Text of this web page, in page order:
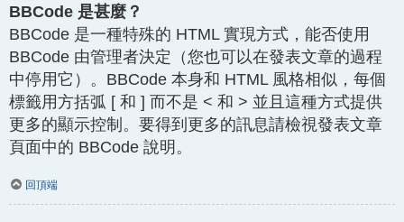
BBCode 是甚麼？
BBCode 是一種特殊的 HTML 實現方式，能否使用
BBCode 由管理者決定（您也可以在發表文章的過程
中停用它）。BBCode 本身和 HTML 風格相似，每個
標籤用方括弧 [ 和 ] 而不是 < 和 > 並且這種方式提供
更多的顯示控制。要得到更多的訊息請檢視發表文章
頁面中的 BBCode 說明。
回頂端